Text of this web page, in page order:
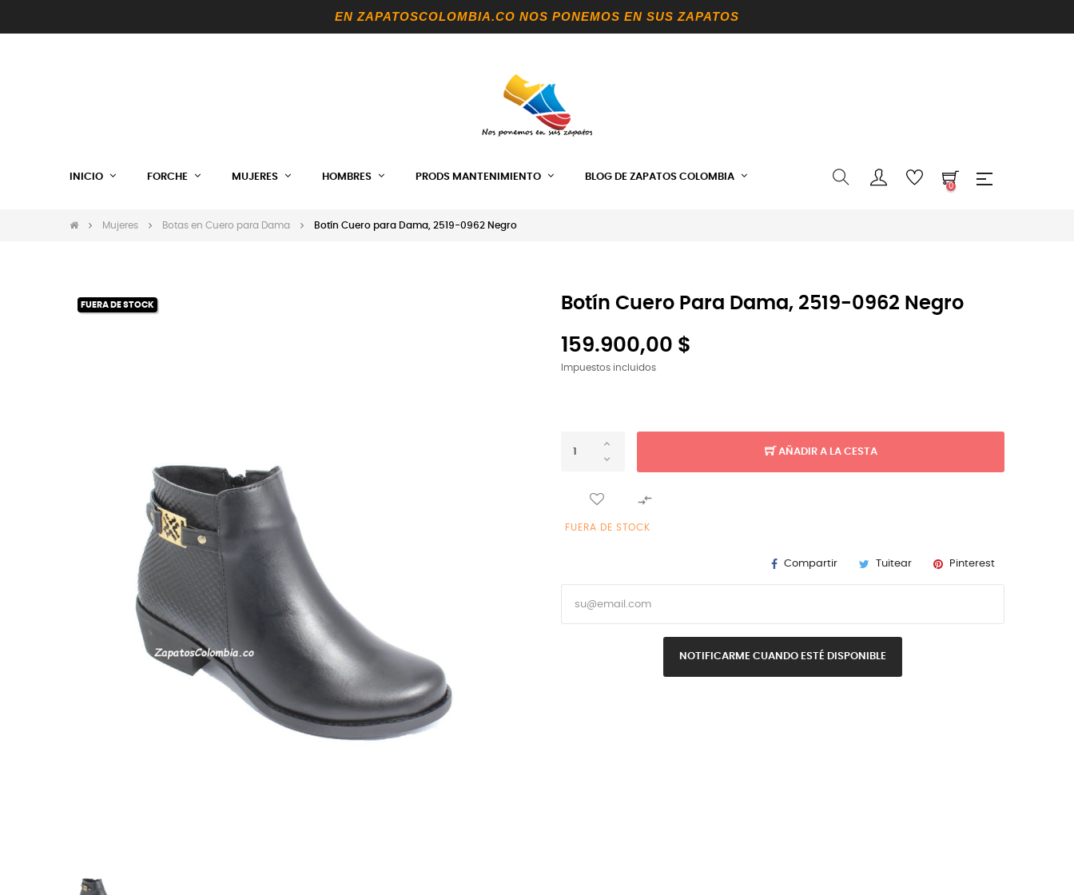
EN ZAPATOSCOLOMBIA.CO NOS PONEMOS EN SUS ZAPATOS
INICIO FORCHE MUJERES HOMBRES PRODS MANTENIMIENTO BLOG DE ZAPATOS COLOMBIA
0
Mujeres Botas en Cuero para Dama Botín Cuero para Dama, 2519-0962 Negro
FUERA DE STOCK Botín Cuero Para Dama, 2519-0962 Negro
159.900,00 $
Impuestos incluidos
AÑADIR A LA CESTA

FUERA DE STOCK
Compartir Tuitear Pinterest
NOTIFICARME CUANDO ESTÉ DISPONIBLE